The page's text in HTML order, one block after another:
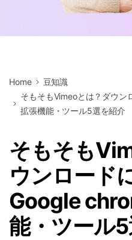
Home
豆知識
そもそもVimeoとは？ダウ
拡張機能・ツール5選を紹介
そもそも
ウンロード
Google
能・ツール